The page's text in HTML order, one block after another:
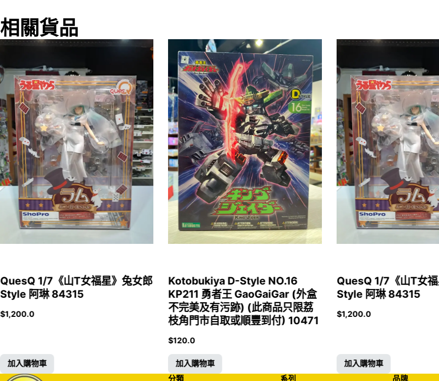
相關貨品
QuesQ 1/7《山T女福星》兔女郎
Style 阿琳 84315
$1,200.0
加入購物車
Kotobukiya D-Style NO.16
KP211 勇者王 GaoGaiGar (外盒
不完美及有污跡) (此商品只限荔
枝角門市自取或順豐到付) 10471
$120.0
加入購物車
QuesQ 1/7《山T女
Style 阿琳 84315
$1,200.0
加入購物車
分類
系列 品牌